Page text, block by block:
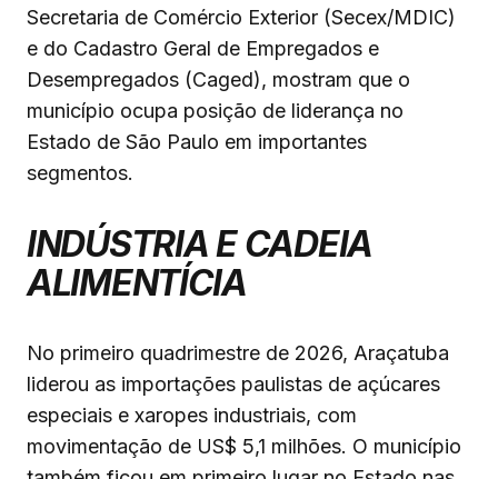
Secretaria de Comércio Exterior (Secex/MDIC)
e do Cadastro Geral de Empregados e
Desempregados (Caged), mostram que o
município ocupa posição de liderança no
Estado de São Paulo em importantes
segmentos.
INDÚSTRIA E CADEIA
ALIMENTÍCIA
No primeiro quadrimestre de 2026, Araçatuba
liderou as importações paulistas de açúcares
especiais e xaropes industriais, com
movimentação de US$ 5,1 milhões. O município